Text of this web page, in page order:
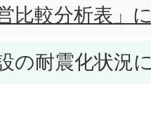
比較分析表」
の耐震化状況